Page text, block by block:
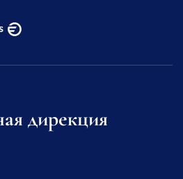
дирекция